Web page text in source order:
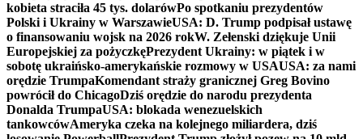
kobieta straciła 45 tys. dolarówPo spotkaniu prezydentów
Polski i Ukrainy w WarszawieUSA: D. Trump podpisał ustawę
o finansowaniu wojsk na 2026 rokW. Zełenski dziękuje Unii
Europejskiej za pożyczkęPrezydent Ukrainy: w piątek i w
sobotę ukraińsko-amerykańskie rozmowy w USAUSA: za nami
orędzie TrumpaKomendant straży granicznej Greg Bovino
powrócił do ChicagoDziś orędzie do narodu prezydenta
Donalda TrumpaUSA: blokada wenezuelskich
tankowcówAmeryka czeka na kolejnego miliardera, dziś